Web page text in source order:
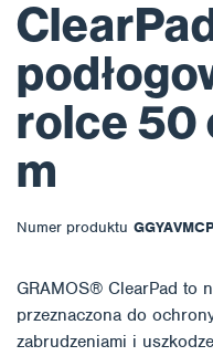
rolce 50
m
Numer produktu
GRAMOS® ClearPad to
przeznaczona do
zabrudzeniami i